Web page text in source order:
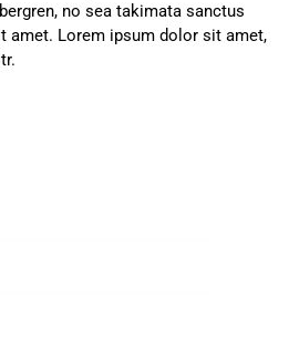
no sea takimata sanctus
amet. Lorem ipsum dolor sit amet,